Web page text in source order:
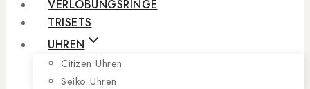
VERLOBUNGSRINGE
TRISETS
UHREN
Citizen Uhren
Seiko Uhren